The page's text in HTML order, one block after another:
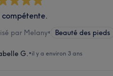
compétente.
par Melany• Beauté des pieds
G.•il y a environ 3 ans